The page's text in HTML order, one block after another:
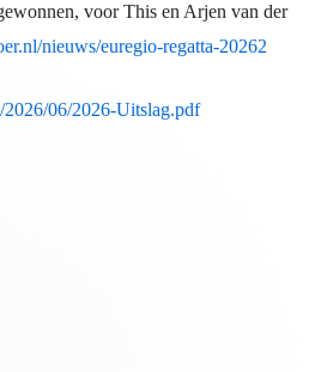
voor This en Arjen van der
nieuws/euregio-regatta-20262
2026/06/2026-Uitslag.pdf